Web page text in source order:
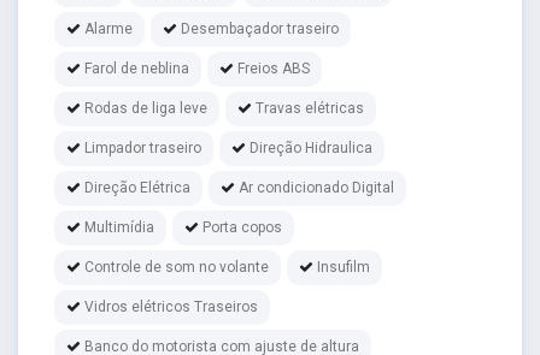
Alarme Desembaçador traseiro
Farol de neblina Freios ABS
Rodas de liga leve Travas elétricas
Limpador traseiro Direção Hidraulica
Direção Elétrica Ar condicionado Digital
Multimídia Porta copos
Controle de som no volante Insufilm
Vidros elétricos Traseiros
Banco do motorista com ajuste de altura